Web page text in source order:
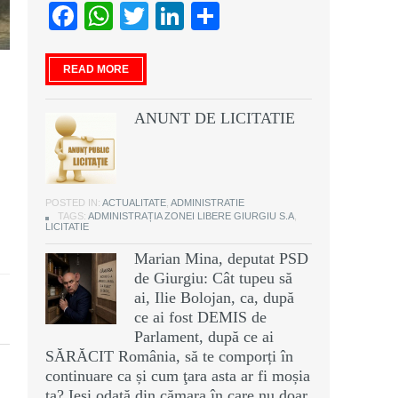
Facebook
WhatsApp
TwitterLinkedIn
READ MORE
ANUNT DE LICITATIE
POSTED IN: ACTUALITATE ADMINISTRATIE
TAGS: ADMINISTRAȚIA ZONEI LIBERE GIURGIU S.A
LICITATIE
Marian Mina, deputat PSD
de Giurgiu: Cât tupeu să
ai, Ilie Bolojan, ca, după
ce ai fost DEMIS de
Parlament, după ce ai
SĂRĂCIT România, să te comporți în
continuare ca și cum ţara asta ar fi moșia